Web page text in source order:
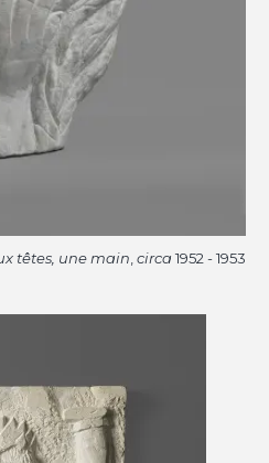
têtes, une main circa1952 - 1953